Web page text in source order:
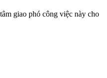
giao phó công việc này cho